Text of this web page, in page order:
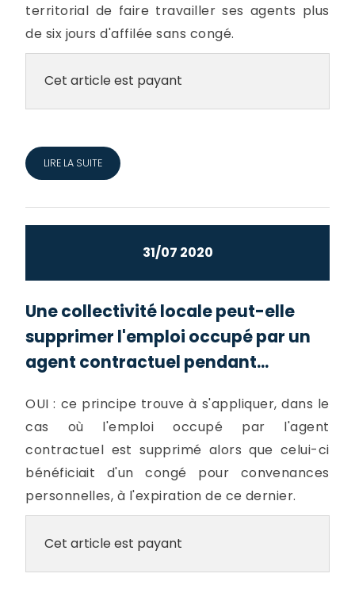
territorial de faire travailler ses agents plus
de six jours d'affilée sans congé.
Cet article est payant
LIRE LA SUITE
31/07 2020
Une collectivité locale peut-elle
supprimer l'emploi occupé par un
agent contractuel pendant...
OUI : ce principe trouve à s'appliquer, dans le
cas où l'emploi occupé par l'agent
contractuel est supprimé alors que celui-ci
bénéficiait d'un congé pour convenances
personnelles, à l'expiration de ce dernier.
Cet article est payant